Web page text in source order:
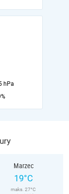
hPa
Marzec
19°C
maks. 27°C